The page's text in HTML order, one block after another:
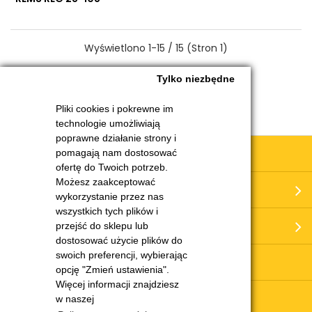
Pliki cookies i pokrewne im
technologie umożliwiają
poprawne działanie strony i
pomagają nam dostosować
ofertę do Twoich potrzeb.
Możesz zaakceptować
wykorzystanie przez nas
wszystkich tych plików i
przejść do sklepu lub
dostosować użycie plików do
swoich preferencji, wybierając
opcję "Zmień ustawienia".
Więcej informacji znajdziesz
w naszej
Tylko niezbędne
Wyświetlono 1-15 / 15 (Stron 1)
Obsługa klienta
Moje konto
Serwis i części
Potrzebujesz pomocy?